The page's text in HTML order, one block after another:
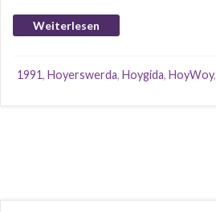
Weiterlesen
1991, Hoyerswerda, Hoygida, HoyWoy,